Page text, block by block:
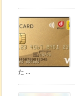
た ...